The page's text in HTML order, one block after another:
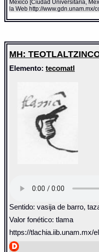
México [Ciudad Universitaria,
la Web http://www.gdn.unam.mx/
MH:
Elemento:tecomatl
Sentido: vasija de barro,
Valor fonético: tlama
https://tlachia.iib.unam.mx/